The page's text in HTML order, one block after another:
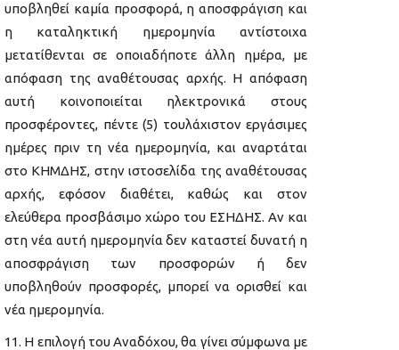
υποβληθεί καμία προσφορά, η αποσφράγιση και
η καταληκτική ημερομηνία αντίστοιχα
μετατίθενται σε οποιαδήποτε άλλη ημέρα, με
απόφαση της αναθέτουσας αρχής. Η απόφαση
αυτή κοινοποιείται ηλεκτρονικά στους
προσφέροντες, πέντε (5) τουλάχιστον εργάσιμες
ημέρες πριν τη νέα ημερομηνία, και αναρτάται
στο ΚΗΜΔΗΣ, στην ιστοσελίδα της αναθέτουσας
αρχής, εφόσον διαθέτει, καθώς και στον
ελεύθερα προσβάσιμο χώρο του ΕΣΗΔΗΣ. Αν και
στη νέα αυτή ημερομηνία δεν καταστεί δυνατή η
αποσφράγιση των προσφορών ή δεν
υποβληθούν προσφορές, μπορεί να ορισθεί και
νέα ημερομηνία.
Η επιλογή του Αναδόχου, θα γίνει σύμφωνα με